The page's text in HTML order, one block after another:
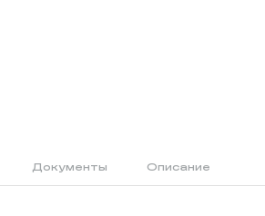
Документы Описание